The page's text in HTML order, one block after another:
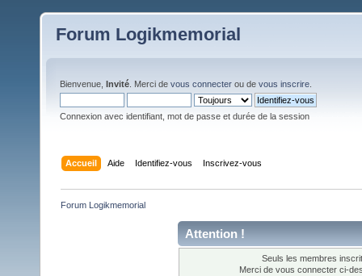
Forum Logikmemorial
Bienvenue, Invité . Merci de vous connecter ou de vous inscrire
Connexion avec identifiant, mot de passe et durée de la session
Accueil Aide Identifiez-vous Inscrivez-vous
Forum Logikmemorial
Attention !
Seuls les membres
Merci de vous connecter ci-